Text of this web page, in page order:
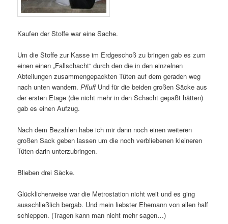
Kaufen der Stoffe war eine Sache.
Um die Stoffe zur Kasse im Erdgeschoß zu bringen gab es zum
einen einen „Fallschacht“ durch den die in den einzelnen
Abteilungen zusammengepackten Tüten auf dem geraden weg
nach unten wandern.PfluffUnd für die beiden großen Säcke aus
der ersten Etage (die nicht mehr in den Schacht gepaßt hätten)
gab es einen Aufzug.
Nach dem Bezahlen habe ich mir dann noch einen weiteren
großen Sack geben lassen um die noch verbliebenen kleineren
Tüten darin unterzubringen.
Blieben drei Säcke.
Glücklicherweise war die Metrostation nicht weit und es ging
ausschließlich bergab. Und mein liebster Ehemann von allen half
schleppen. (Tragen kann man nicht mehr sagen…)